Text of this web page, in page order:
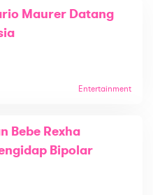
Maurer Datang
Entertainment
Bebe Rexha
Bipolar